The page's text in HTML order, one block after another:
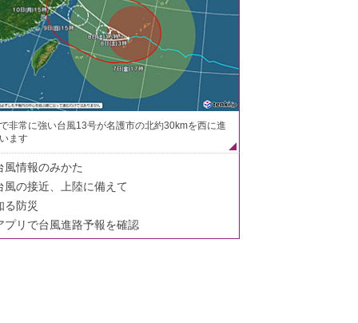
非常に強い台風13号が名護市の北約30kmを西に進
ます
風情報のみかた
風の接近、上陸に備えて
る防災
プリで台風進路予報を確認